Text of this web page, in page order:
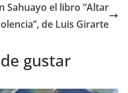
Sahuayo el libro “Altar
de Luis Girarte
gustar